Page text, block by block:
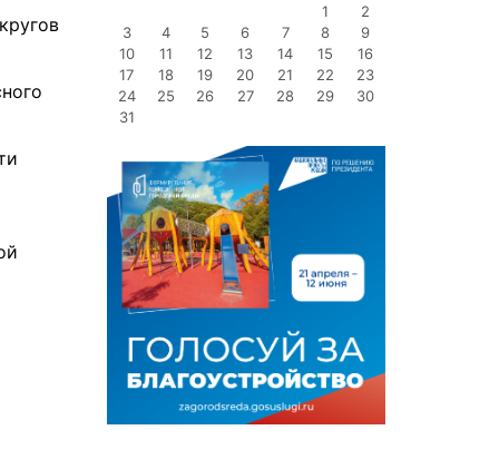
1
2
3
4 5 6 7 8
9
10
11 12 13 14 15
16
17
18 19 20 21 22
23
24
25 26 27 28 29
30
31